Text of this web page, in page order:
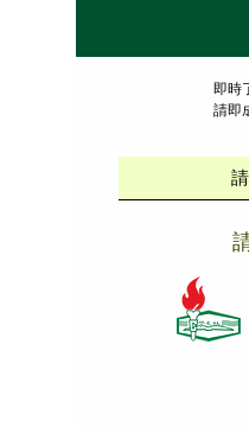
即時
請即